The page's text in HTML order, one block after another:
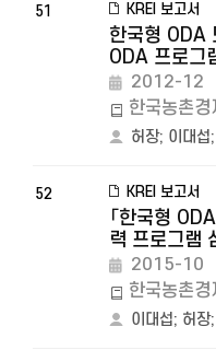
51 KREI 보고서
한국형 ODA
ODA 프로그
2012-12
한국농촌경
허장; 이대섭;
52 KREI 보고서
「한국형
력 프로그램
2015-10
한국농촌경
이대섭; 허장;